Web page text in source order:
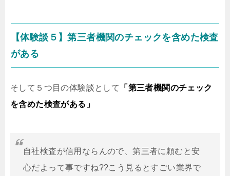
【体験談５】第三者機関のチェックを含めた検査
がある
そして５つ目の体験談として
「第三者機関のチェック
を含めた検査がある」
自社検査が信用ならんので、第三者に頼むと安
心だよって事ですね??こう見るとすごい業界で